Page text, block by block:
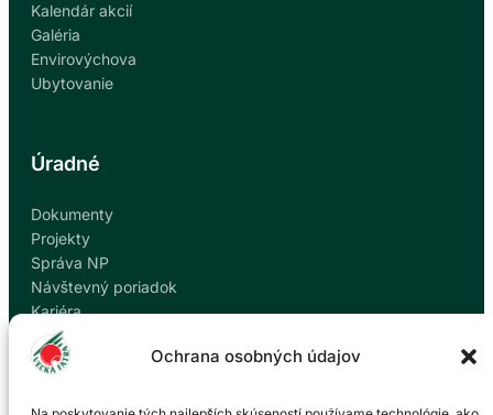
Ochrana osobných údajov
Kalendár akcií
Galéria
Envirovýchova
Ubytovanie
Úradné
Dokumenty
Projekty
Správa NP
Návštevný poriadok
Kariéra
Kontakty
Ochrana osobných údajov